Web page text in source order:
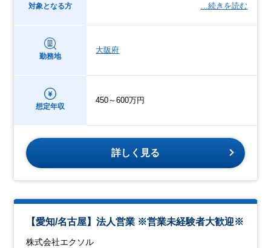
対象となる方
…続きを読む
勤務地
大阪府
想定年収
450～600万円
詳しく見る
【愛知/名古屋】法人営業 ※営業未経験者大歓迎※
株式会社エクソル